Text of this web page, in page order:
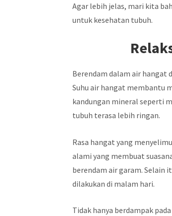
Agar lebih jelas, mari kita
untuk kesehatan tubuh.
Berendam dalam air hangat
Suhu air hangat membantu
kandungan mineral seperti
tubuh terasa lebih ringan.
Rasa hangat yang
alami yang membuat
berendam air garam. Selain
dilakukan di malam hari.
Tidak hanya berdampak